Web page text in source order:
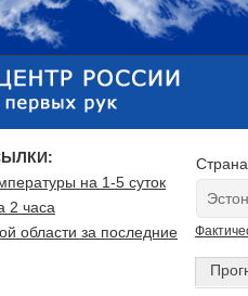
Страна
на 1-5 суток
2 часа
области за последние